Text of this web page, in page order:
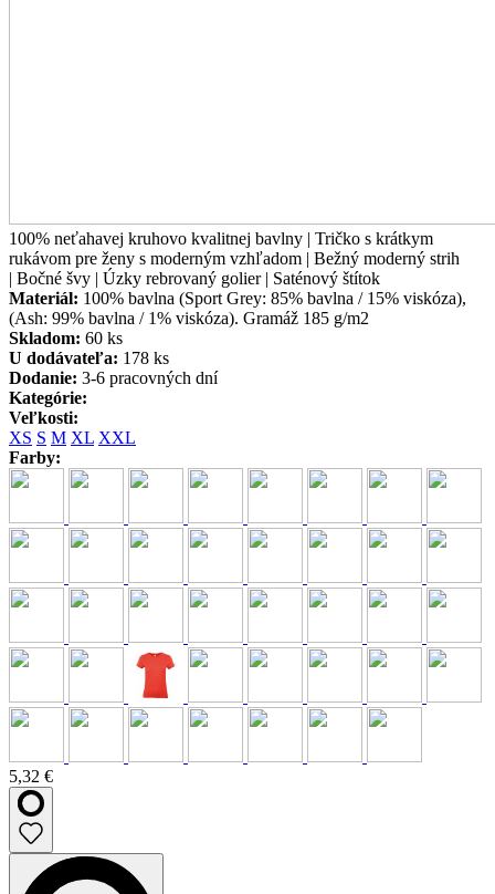
100% neťahavej kruhovo kvalitnej bavlny | Tričko s krátkym
rukávom pre ženy s moderným vzhľadom | Bežný moderný strih
| Bočné švy | Úzky rebrovaný golier | Saténový štítok
Materiál: 100% bavlna (Sport Grey: 85% bavlna / 15% viskóza),
(Ash: 99% bavlna / 1% viskóza). Gramáž 185 g/m2
Skladom: 60 ks
U dodávateľa: 178 ks
Dodanie: 3-6 pracovných dní
Kategórie:
Veľkosti:
XS S M XL XXL
Farby:
5,32 €